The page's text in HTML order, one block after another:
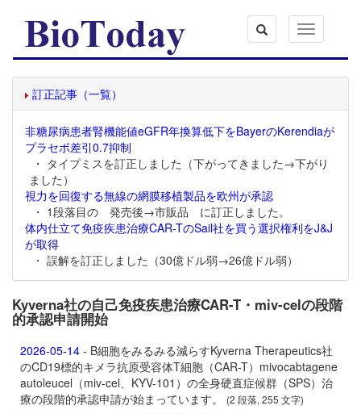
Toggle
navigation
訂正記事（一覧）
非糖尿病患者腎機能値eGFR年換算低下をBayerのKerendiaが
プラセボ差引0.7抑制
・ タイプミスを訂正しました（下がってきました→下がり
ました）
視力を回復する無線の網膜移植製品を欧州が承認
・ 1段落目の 発売後→市販品 に訂正しました。
体内仕立て免疫疾患治療CAR-TのSail社を買う選択権利をJ&J
が取得
・ 誤解を訂正しました（30億ドル弱→26億ドル弱）
Kyverna社の自己免疫疾患治療CAR-T・miv-celの段階
的承認申請開始
2026-05-14 - B細胞をみるみる減らすKyverna Therapeutics社
のCD19標的キメラ抗原受容体T細胞（CAR-T） mivocabtagene
autoleucel（miv-cel、KYV-101）の全身硬直症候群（SPS）治
療の段階的承認申請が始まっています。
(2 段落, 255 文字)